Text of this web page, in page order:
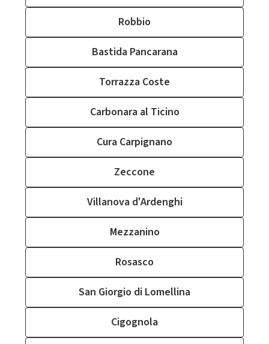
Robbio
Bastida Pancarana
Torrazza Coste
Carbonara al Ticino
Cura Carpignano
Zeccone
Villanova d'Ardenghi
Mezzanino
Rosasco
San Giorgio di Lomellina
Cigognola